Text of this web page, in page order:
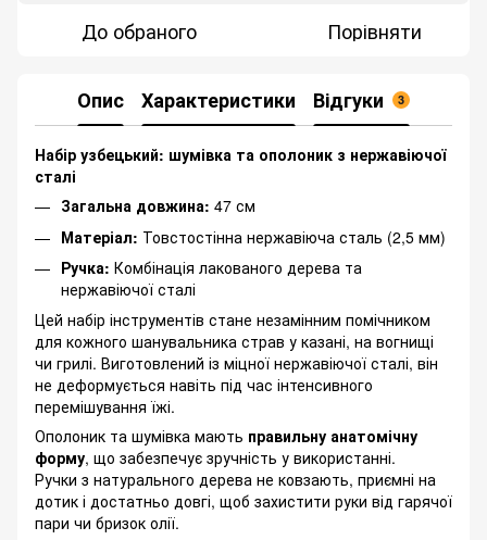
До обраного Порівняти
Опис Характеристики Відгуки 3
Набір узбецький: шумівка та ополоник з нержавіючої
сталі
Загальна довжина: 47 см
Матеріал: Товстостінна нержавіюча сталь (2,5 мм)
Ручка: Комбінація лакованого дерева та
нержавіючої сталі
Цей набір інструментів стане незамінним помічником
для кожного шанувальника страв у казані, на вогнищі
чи грилі. Виготовлений із міцної нержавіючої сталі, він
не деформується навіть під час інтенсивного
перемішування їжі.
Ополоник та шумівка мають правильну анатомічну
форму, що забезпечує зручність у використанні.
Ручки з натурального дерева не ковзають, приємні на
дотик і достатньо довгі, щоб захистити руки від гарячої
пари чи бризок олії.